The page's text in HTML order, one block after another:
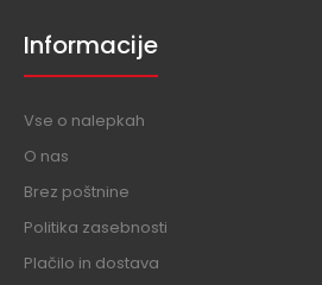
Informacije
Vse o nalepkah
O nas
Brez poštnine
Politika zasebnosti
Plačilo in dostava